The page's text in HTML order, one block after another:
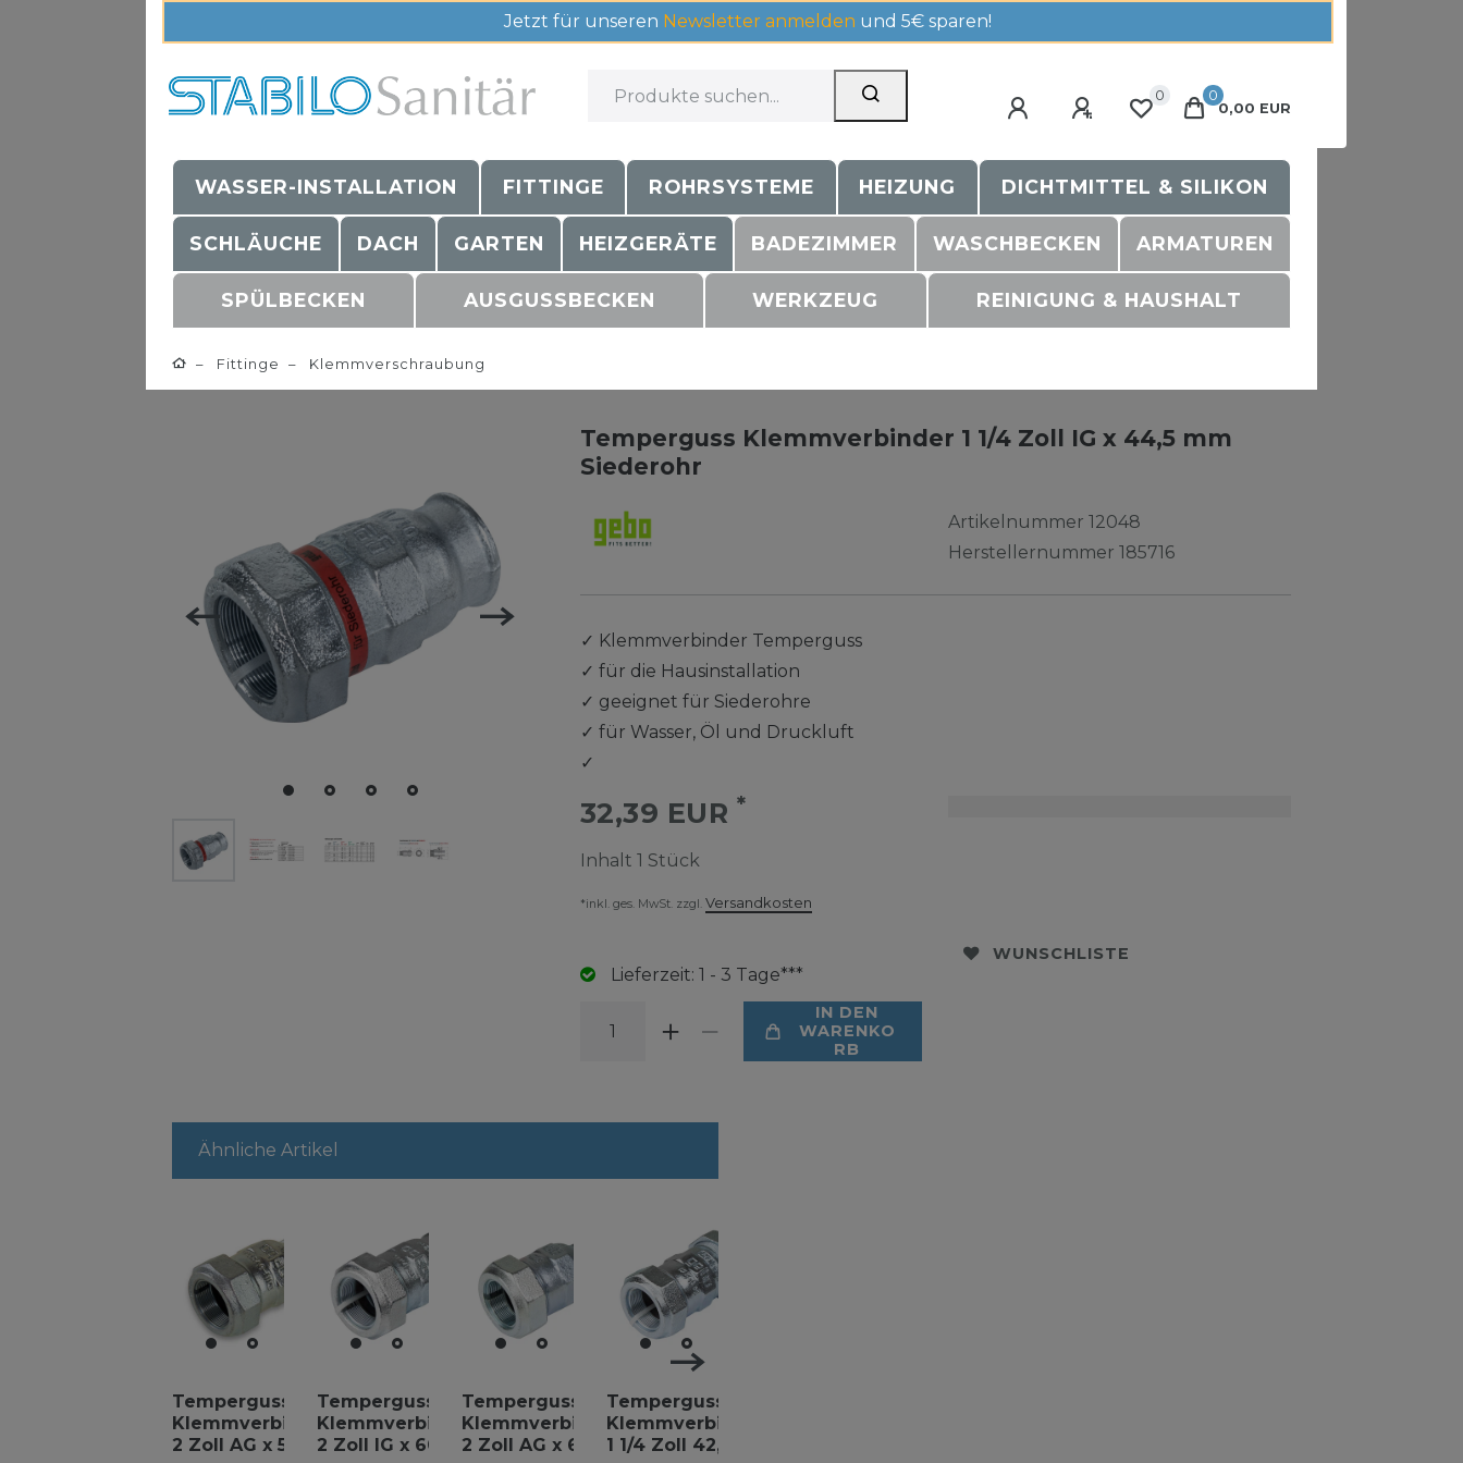
Jetzt für unseren Newsletter anmelden und 5€ sparen!
0
0
0,00 EUR
WASSER-INSTALLATION FITTINGE ROHRSYSTEME HEIZUNG DICHTMITTEL & SILIKON
SCHLÄUCHE DACH GARTEN HEIZGERÄTE BADEZIMMER WASCHBECKEN ARMATUREN
SPÜLBECKEN AUSGUSSBECKEN WERKZEUG REINIGUNG & HAUSHALT
Fittinge Klemmverschraubung
Temperguss Klemmverbinder 1 1/4 Zoll IG x 44,5 mm
Siederohr
Artikelnummer12048
Herstellernummer185716
✓ Klemmverbinder Temperguss
✓ für die Hausinstallation
✓ geeignet für Siederohre
✓ für Wasser, Öl und Druckluft
✓
32,39 EUR *
Inhalt 1 Stück
*inkl. ges. MwSt. zzgl. Versandkosten
Lieferzeit: 1 - 3 Tage***
IN DEN
WARENKO
RB
WUNSCHLISTE
Ähnliche Artikel
Temperguss
Klemmverbinder
2 Zoll AG x 57,0
Temperguss
Klemmverbinder
2 Zoll IG x 60,3
Temperguss
Klemmverbinder
2 Zoll AG x 60,3
Temperguss
Klemmverbinder
1 1/4 Zoll 42,4